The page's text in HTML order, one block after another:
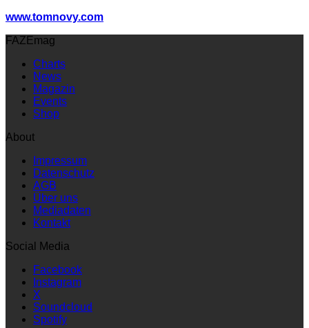
www.tomnovy.com
FAZEmag
Charts
News
Magazin
Events
Shop
About
Impressum
Datenschutz
AGB
Über uns
Mediadaten
Kontakt
Social Media
Facebook
Instagram
X
Soundcloud
Spotify